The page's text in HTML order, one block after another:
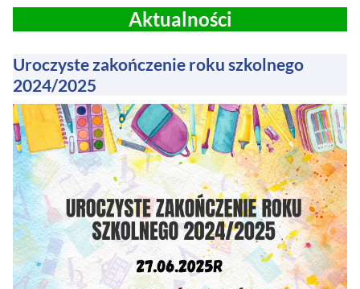
Aktualności
Uroczyste zakończenie roku szkolnego
2024/2025